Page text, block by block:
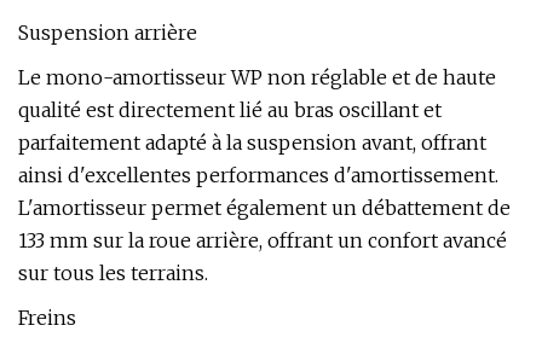
Suspension arrière
Le mono-amortisseur WP non réglable et de haute
qualité est directement lié au bras oscillant et
parfaitement adapté à la suspension avant, offrant
ainsi d'excellentes performances d'amortissement.
L'amortisseur permet également un débattement de
133 mm sur la roue arrière, offrant un confort avancé
sur tous les terrains.
Freins